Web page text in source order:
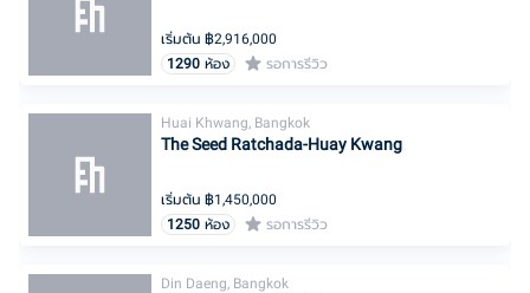
เริ่มต้น ฿2,916,000
1290 ห้อง รอการรีวิว
Huai Khwang, Bangkok
The Seed Ratchada-Huay Kwang
เริ่มต้น ฿1,450,000
1250 ห้อง รอการรีวิว
Din Daeng, Bangkok